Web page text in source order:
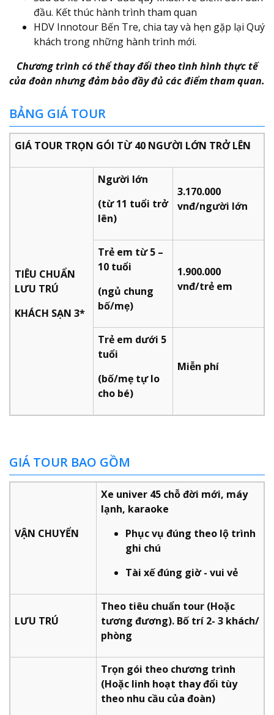
đầu. Kết thúc hành trình tham quan
HDV Innotour Bến Tre, chia tay và hẹn gặp lại Quý
khách trong những hành trình mới.
Chương trình có thể thay đổi theo tình hình thực tế
của đoàn nhưng đảm bảo đầy đủ các điểm tham quan.
BẢNG GIÁ TOUR
GIÁ TOUR TRỌN GÓI TỪ 40 NGƯỜI LỚN TRỞ LÊN
TIÊU CHUẨN
LƯU TRÚ
KHÁCH SẠN 3*
Người lớn
(từ 11 tuổi trở
lên)
3.170.000
vnđ/người lớn
Trẻ em từ 5 –
10 tuổi
(ngủ chung
bố/mẹ)
1.900.000
vnđ/trẻ em
Trẻ em dưới 5
tuổi
(bố/mẹ tự lo
cho bé)
Miễn phí
GIÁ TOUR BAO GỒM
VẬN CHUYỂN
Xe univer 45 chỗ đời mới, máy
lạnh, karaoke
Phục vụ đúng theo lộ trình
ghi chú
Tài xế đúng giờ - vui vẻ
LƯU TRÚ
Theo tiêu chuẩn tour (Hoặc
tương đương). Bố trí 2- 3 khách/
phòng
Trọn gói theo chương trình
(Hoặc linh hoạt thay đổi tùy
theo nhu cầu của đoàn)